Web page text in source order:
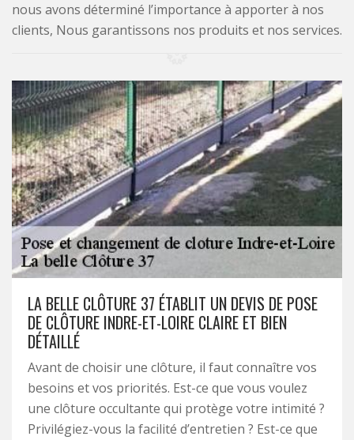
nous avons déterminé l’importance à apporter à nos
clients, Nous garantissons nos produits et nos services.
LA BELLE CLÔTURE 37 ÉTABLIT UN DEVIS DE POSE
DE CLÔTURE INDRE-ET-LOIRE CLAIRE ET BIEN
DÉTAILLÉ
Avant de choisir une clôture, il faut connaître vos
besoins et vos priorités. Est-ce que vous voulez
une clôture occultante qui protège votre intimité ?
Privilégiez-vous la facilité d’entretien ? Est-ce que